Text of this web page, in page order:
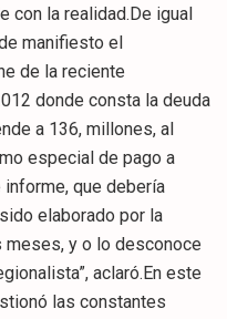
con la realidad.De igual
manifiesto el
de la reciente
donde consta la deuda
a 136, millones, al
especial de pago a
que debería
elaborado por la
meses, y o lo desconoce
aclaró.En este
las constantes